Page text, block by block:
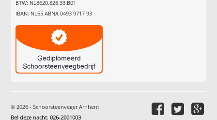
BTW: NL8620.828.33.B01
IBAN: NL65 ABNA 0493 9717 93
© 2026 - Schoorsteenveger Arnhem
Bel deze nacht:026-2001003